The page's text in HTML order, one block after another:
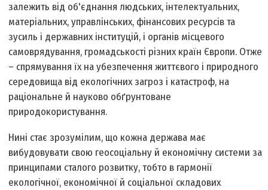
залежить від об'єднання людських, інтелектуальних,
матеріальних, управлінських, фінансових ресурсів та
зусиль і державних інституцій, і органів місцевого
самоврядування, громадськості різних країн Європи. Отже
– спрямування їх на убезпечення життєвого і природного
середовища від екологічних загроз і катастроф, на
раціональне й науково обґрунтоване
природокористування.
Нині стає зрозумілим, що кожна держава має
вибудовувати свою геосоціальну й економічну системи за
принципами сталого розвитку, тобто в гармонії
екологічної, економічної й соціальної складових